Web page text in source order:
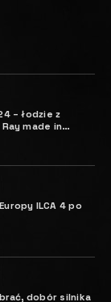
– łodzie z
made in
ILCA 4 po
dobór silnika